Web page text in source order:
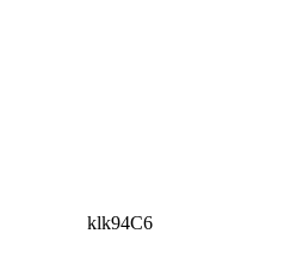
klk94C6